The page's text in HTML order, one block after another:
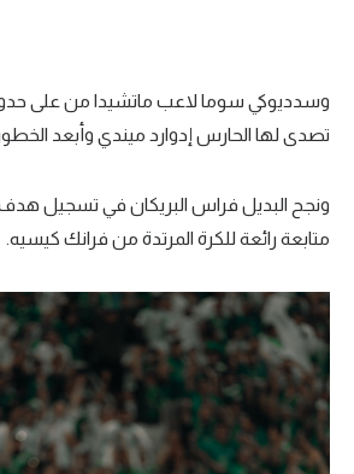
وسدديوكي سوما لاعب ماتشيدا من على
تصدى لها الحارس إدوارد ميندي وأبعد
ونجح البديل فراس البريكان في تسجيل هدف
متابعة رائعة للكرة المرتدة من فرانك كيسيه.